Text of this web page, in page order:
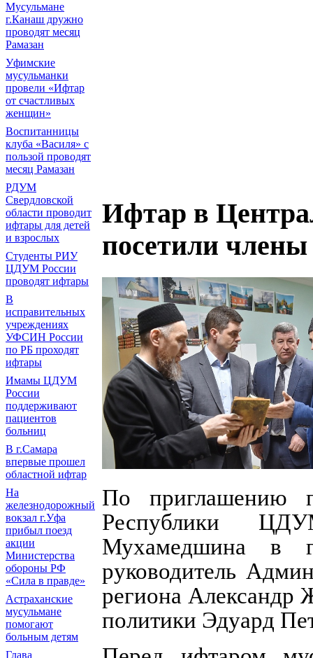
Мусульмане
г.Канаш дружно
проводят месяц
Рамазан
Уфимские
мусульманки
провели «Ифтар
от счастливых
женщин»
Воспитанницы
клуба «Василя» с
пользой проводят
месяц Рамазан
РДУМ
Свердловской
области проводит
ифтары для детей
и взрослых
Студенты РИУ
ЦДУМ России
проводят ифтары
В
исправительных
учреждениях
УФСИН России
по РБ проходят
ифтары
Имамы ЦДУМ
России
поддерживают
пациентов
больниц
В г.Самара
впервые прошел
областной ифтар
На
железнодорожный
вокзал г.Уфа
прибыл поезд
акции
Министерства
обороны РФ
«Сила в правде»
Астраханские
мусульмане
помогают
больным детям
Глава
Ифтар в
посетили
По приглашению
Республики
Мухамедшина в
руководитель
региона Александр
политики Эдуард